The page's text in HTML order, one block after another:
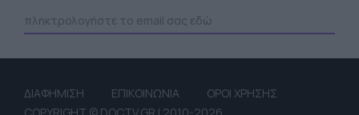
ΔΙΑΦΗΜΙΣΗ ΕΠΙΚΟΙΝΩΝΙΑ
ΟΡΟΙ ΧΡΗΣΗΣ